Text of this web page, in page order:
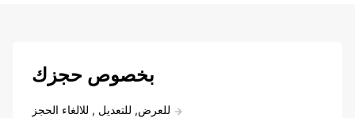
بخصوص حجزك
للعرض, للتعديل , للالغاء الحجز